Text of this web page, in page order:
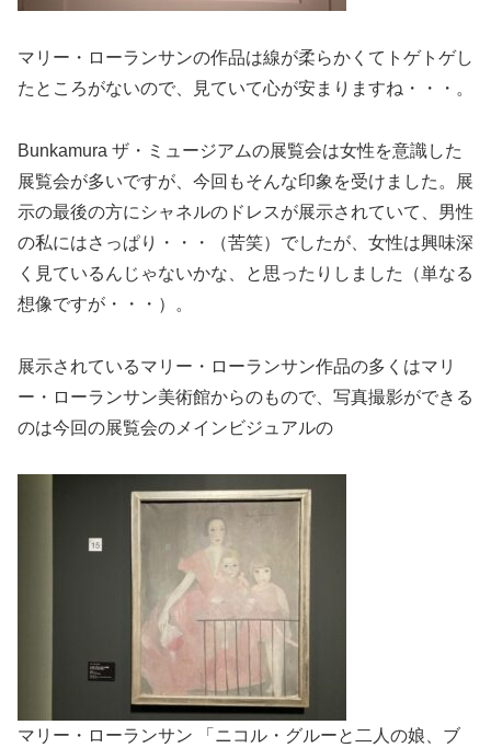
マリー・ローランサンの作品は線が柔らかくてトゲトゲし
たところがないので、見ていて心が安まりますね・・・。
Bunkamura ザ・ミュージアムの展覧会は女性を意識した
展覧会が多いですが、今回もそんな印象を受けました。展
示の最後の方にシャネルのドレスが展示されていて、男性
の私にはさっぱり・・・（苦笑）でしたが、女性は興味深
く見ているんじゃないかな、と思ったりしました（単なる
想像ですが・・・）。
展示されているマリー・ローランサン作品の多くはマリ
ー・ローランサン美術館からのもので、写真撮影ができる
のは今回の展覧会のメインビジュアルの
マリー・ローランサン 「ニコル・グルーと二人の娘、ブ